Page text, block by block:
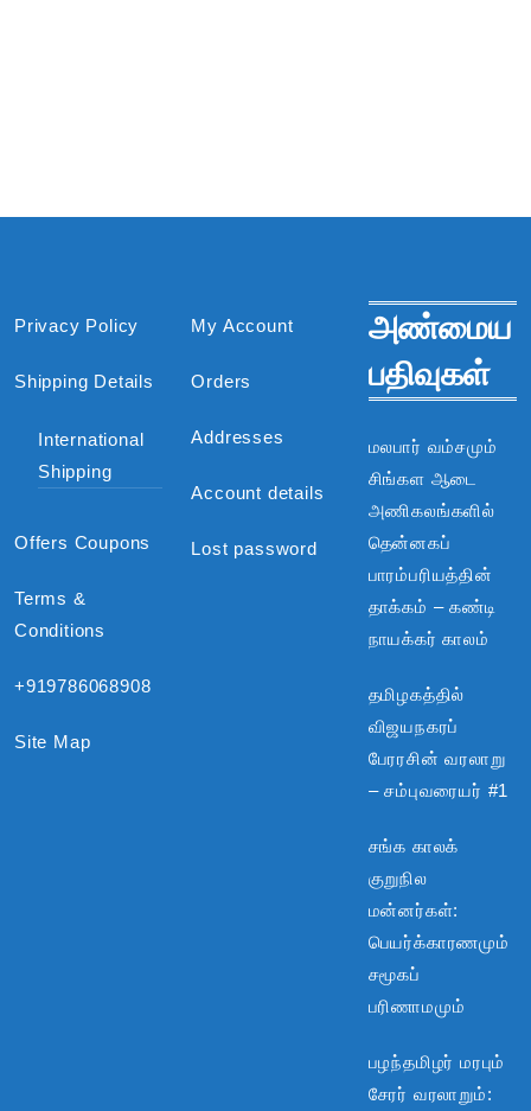
Privacy Policy
Shipping Details
International
Shipping
Offers Coupons
Terms &
Conditions
+919786068908
Site Map
My Account
Orders
Addresses
Account details
Lost password
அண்மைய
பதிவுகள்
மலபார் வம்சமும்
சிங்கள ஆடை
அணிகலங்களில்
தென்னகப்
பாரம்பரியத்தின்
தாக்கம் – கண்டி
நாயக்கர் காலம்
தமிழகத்தில்
விஜயநகரப்
பேரரசின் வரலாறு
– சம்புவரையர் #1
சங்க காலக்
குறுநில
மன்னர்கள்:
பெயர்க்காரணமும்
சமூகப்
பரிணாமமும்
பழந்தமிழர் மரபும்
சேரர் வரலாறும்: